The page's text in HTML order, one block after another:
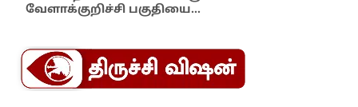
வேளாக்குறிச்சி பகுதியை…